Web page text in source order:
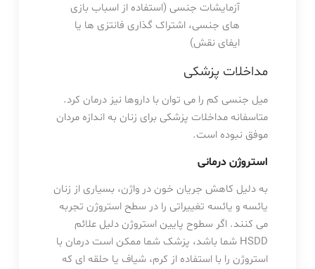
آزمایشات جنسی (استفاده از اسباب بازی
های جنسی، اشتراک گذاری فانتزی ها یا
ایفای نقش)
مداخلات پزشکی
میل جنسی کم را می توان با داروها نیز درمان کرد.
متاسفانه مداخلات پزشکی برای زنان به اندازه مردان
موفق نبوده است.
استروژن درمانی
به دلیل کاهش جریان خون در واژن، بسیاری از زنان
یائسه و یائسه تغییراتی را در سطح استروژن تجربه
می کنند. اگر سطوح پایین استروژن دلیل علائم
HSDD شما باشد، پزشک شما ممکن است درمان با
استروژن را با استفاده از کرم، شیاف یا حلقه ای که